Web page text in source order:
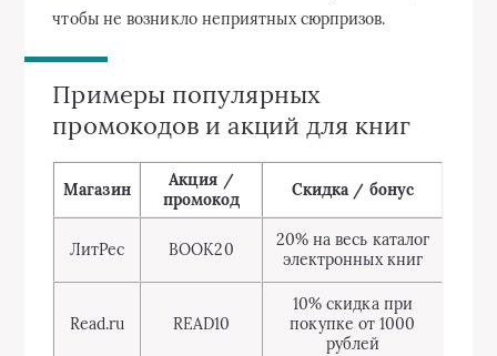
чтобы не возникло неприятных сюрпризов.
Примеры популярных
промокодов и акций для книг
Магазин
Акция /
промокод
Скидка / бонус
ЛитРес BOOK20
20% на весь каталог
электронных книг
Read.ru READ10
10% скидка при
покупке от 1000
рублей